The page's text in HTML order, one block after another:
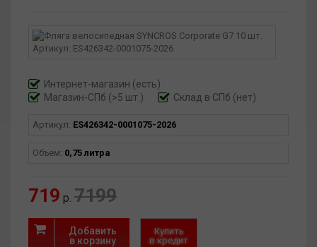
Интернет-магазин (есть)
Магазин-СПб (>5 шт.)
Склад в СПб (нет)
Артикул: ES426342-0001075-2026
Объем: 0,75 литра
719 р. 7199
Добавить
в корзину
Купить
в кредит